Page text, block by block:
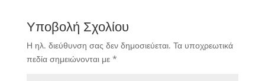
Υποβολή Σχολίου
Η ηλ. διεύθυνση σας δεν δημοσιεύεται. Τα υποχρεωτικά
πεδία σημειώνονται με *